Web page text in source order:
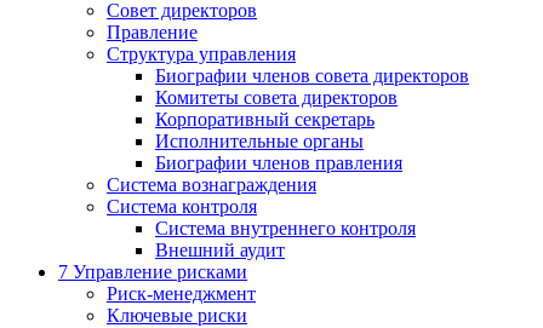
Совет директоров
Правление
Структура управления
Биографии членов совета директоров
Комитеты совета директоров
Корпоративный секретарь
Исполнительные органы
Биографии членов правления
Система вознаграждения
Система контроля
Система внутреннего контроля
Внешний аудит
7 Управление рисками
Риск-менеджмент
Ключевые риски